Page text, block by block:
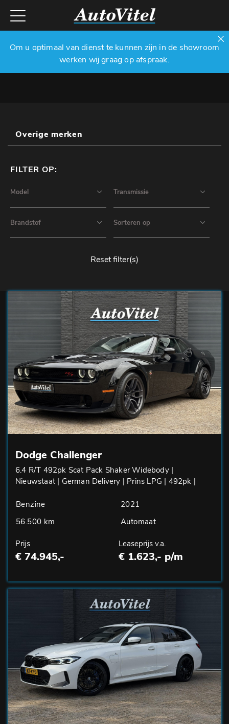
Om u optimaal van dienst te kunnen zijn in de showroom
werken wij graag op afspraak.
Overige merken
FILTER OP:
Reset filter(s)
Dodge Challenger
6.4 R/T 492pk Scat Pack Shaker Widebody |
Nieuwstaat | German Delivery | Prins LPG | 492pk |
Benzine
2021
56.500 km
Automaat
Prijs
€ 74.945,-
Leaseprijs v.a.
€ 1.623,- p/m